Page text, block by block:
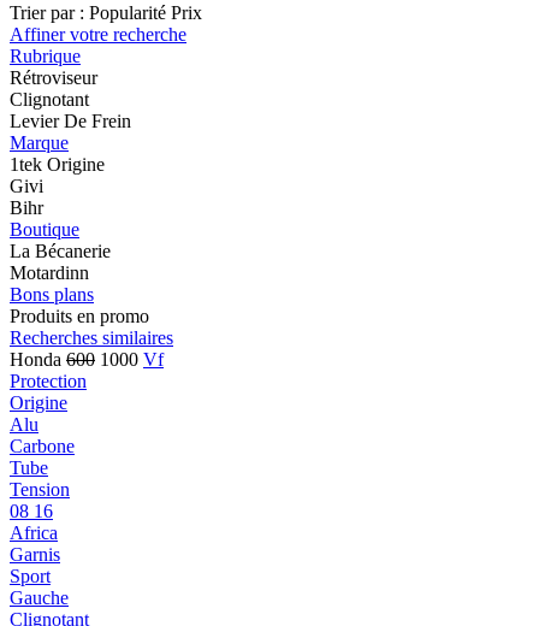
Trier par : Popularité Prix
Affiner votre recherche
Rubrique
Rétroviseur
Clignotant
Levier De Frein
Marque
1tek Origine
Givi
Bihr
Boutique
La Bécanerie
Motardinn
Bons plans
Produits en promo
Recherches similaires
Honda 600 1000 Vf
Protection
Origine
Alu
Carbone
Tube
Tension
08 16
Africa
Garnis
Sport
Gauche
Clignotant